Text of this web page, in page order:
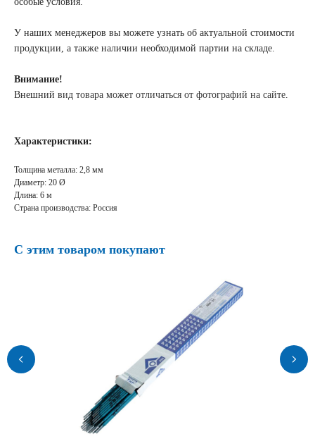
У наших менеджеров вы можете узнать об актуальной стоимости
продукции, а также наличии необходимой партии на складе.
Внимание!
Внешний вид товара может отличаться от фотографий на сайте.
Характеристики:
Толщина металла: 2,8 мм
Диаметр: 20 Ø
Длина: 6 м
Страна производства: Россия
С этим товаром покупают